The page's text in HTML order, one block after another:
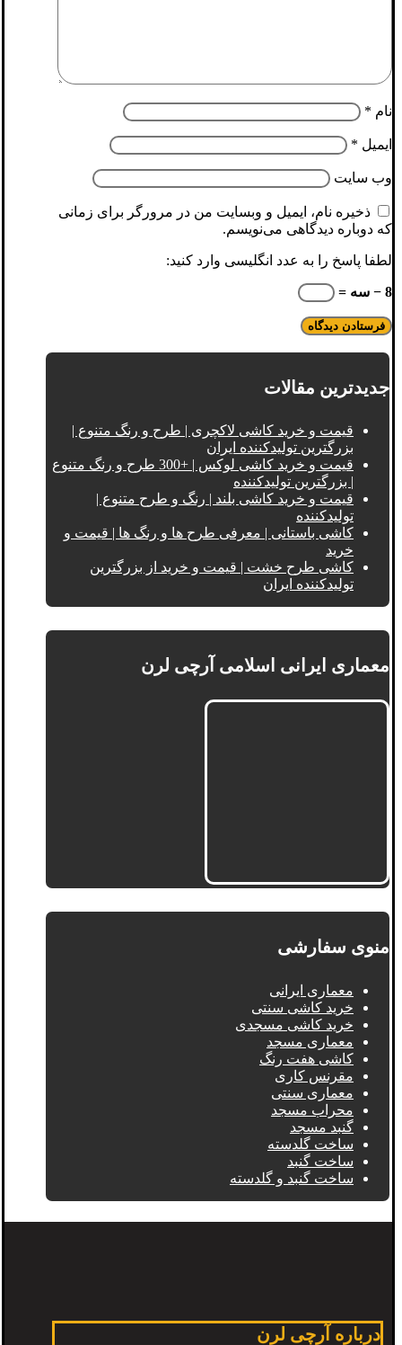
نام *
ایمیل *
وب‌ سایت
ذخیره نام، ایمیل و وبسایت من در مرورگر برای زمانی
که دوباره دیدگاهی می‌نویسم.
لطفا پاسخ را به عدد انگلیسی وارد کنید:
8 − سه =
جدیدترین مقالات
قیمت و خرید کاشی لاکچری | طرح و رنگ متنوع |
بزرگترین تولیدکننده ایران
قیمت و خرید کاشی لوکس | +300 طرح و رنگ متنوع
| بزرگترین تولیدکننده
قیمت و خرید کاشی بلند | رنگ و طرح متنوع |
تولیدکننده
کاشی باستانی | معرفی طرح ها و رنگ ها | قیمت و
خرید
کاشی طرح خشت | قیمت و خرید از بزرگترین
تولیدکننده ایران
معماری ایرانی اسلامی آرچی لرن
منوی سفارشی
معماری ایرانی
خرید کاشی سنتی
خرید کاشی مسجدی
معماری مسجد
کاشی هفت رنگ
مقرنس کاری
معماری سنتی
محراب مسجد
گنبد مسجد
ساخت گلدسته
ساخت گنبد
ساخت گنبد و گلدسته
درباره آرچی لرن